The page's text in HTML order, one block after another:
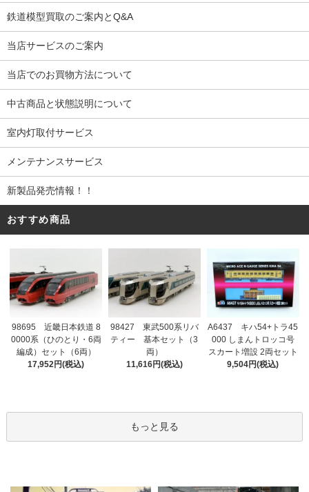
鉄道模型買取のご案内とQ&A
当店サービスのご案内
当店でのお買物方法について
中古商品と状態説明について
室内灯取付サービス
メンテナンスサービス
新製品発売情報！！
おすすめ商品
98695 近畿日本鉄道 8
0000系（ひのとり・6両
編成）セット（6両）
17,952円(税込)
98427 東武500系リバ
ティー 基本セット（3
両）
11,616円(税込)
A6437 キハ54+トラ45
000 しまんトロッコ号
スカート増設 2両セット
9,504円(税込)
もっと見る